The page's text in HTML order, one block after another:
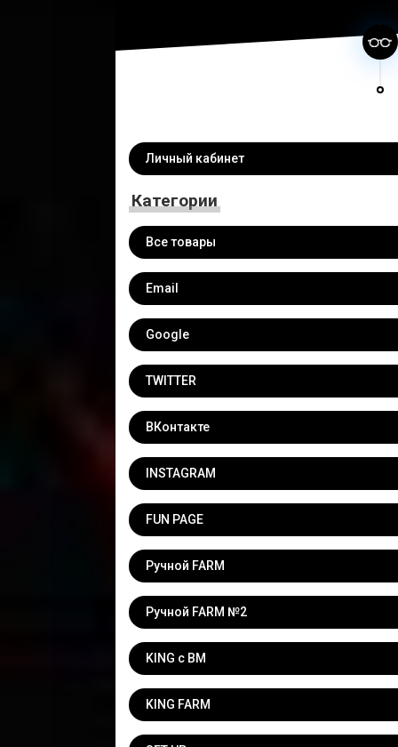
Личный кабинет
Категории
Все товары
Email
Google
TWITTER
ВКонтакте
INSTAGRAM
FUN PAGE
Ручной FARM
Ручной FARM №2
KING с BM
KING FARM